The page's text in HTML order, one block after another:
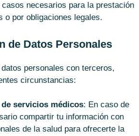
necesarios para la prestación
o por obligaciones legales.
de Datos Personales
personales con terceros,
circunstancias:
servicios médicos: En caso de
compartir tu información con
de la salud para ofrecerte la